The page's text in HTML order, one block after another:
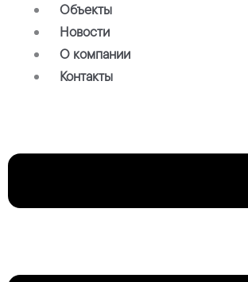
Объекты
Новости
О компании
Контакты